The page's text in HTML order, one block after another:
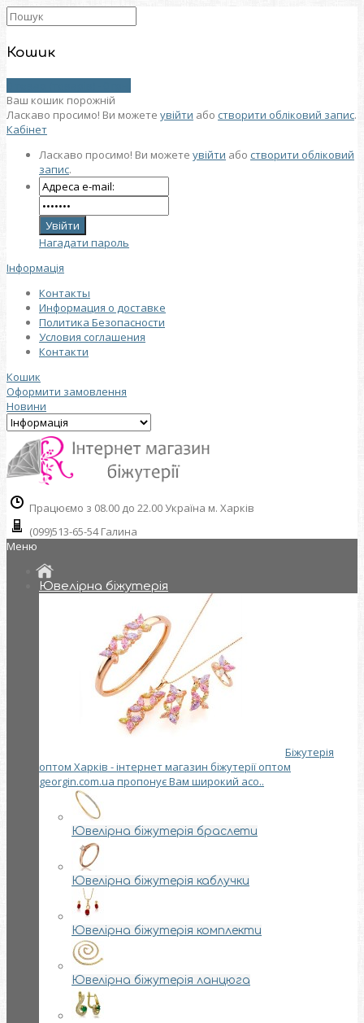
Кошик
Ваш кошик порожній
Ласкаво просимо! Ви можете увійти або створити обліковий запис.
Кабінет
Ласкаво просимо! Ви можете увійти або створити обліковий
запис.
Нагадати пароль
Інформація
Контакты
Информация о доставке
Политика Безопасности
Условия соглашения
Контакти
Кошик
Оформити замовлення
Новини
Працюємо з 08.00 до 22.00 Україна м. Харків
(099)513-65-54 Галина
Меню
Ювелірна біжутерія
Біжутерія
оптом Харків - інтернет магазин біжутерії оптом
georgin.com.ua пропонує Вам широкий асо..
Ювелірна біжутерія браслети
Ювелірна біжутерія каблучки
Ювелірна біжутерія комплекти
Ювелірна біжутерія ланцюга